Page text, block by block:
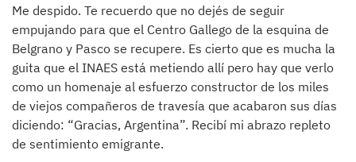
Me despido. Te recuerdo que no dejés de seguir
empujando para que el Centro Gallego de la esquina de
Belgrano y Pasco se recupere. Es cierto que es mucha la
guita que el INAES está metiendo allí pero hay que verlo
como un homenaje al esfuerzo constructor de los miles
de viejos compañeros de travesía que acabaron sus días
diciendo: “Gracias, Argentina”. Recibí mi abrazo repleto
de sentimiento emigrante.